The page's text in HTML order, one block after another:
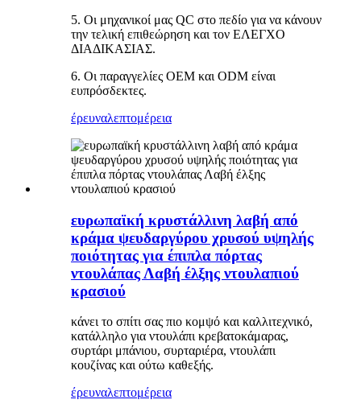
5. Οι μηχανικοί μας QC στο πεδίο για να κάνουν
την τελική επιθεώρηση και τον ΕΛΕΓΧΟ
ΔΙΑΔΙΚΑΣΙΑΣ.
6. Οι παραγγελίες OEM και ODM είναι
ευπρόσδεκτες.
έρευναλεπτομέρεια
ευρωπαϊκή κρυστάλλινη λαβή από
κράμα ψευδαργύρου χρυσού υψηλής
ποιότητας για έπιπλα πόρτας
ντουλάπας Λαβή έλξης ντουλαπιού
κρασιού
κάνει το σπίτι σας πιο κομψό και καλλιτεχνικό,
κατάλληλο για ντουλάπι κρεβατοκάμαρας,
συρτάρι μπάνιου, συρταριέρα, ντουλάπι
κουζίνας και ούτω καθεξής.
έρευναλεπτομέρεια